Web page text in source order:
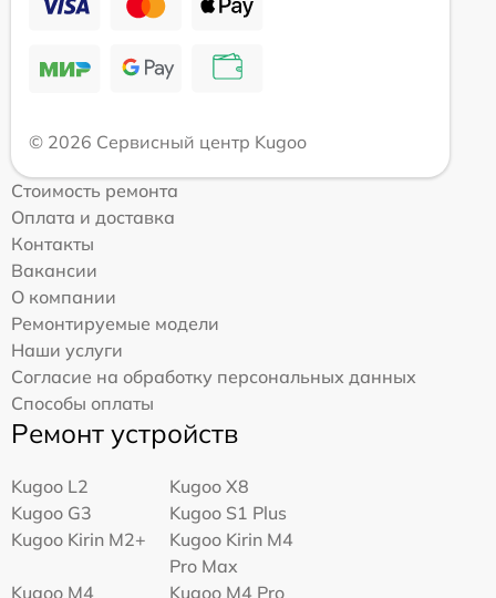
© 2026 Сервисный центр Kugoo
Стоимость ремонта
Оплата и доставка
Контакты
Вакансии
О компании
Ремонтируемые модели
Наши услуги
Согласие на обработку персональных данных
Способы оплаты
Ремонт устройств
Kugoo L2
Kugoo X8
Kugoo G3
Kugoo S1 Plus
Kugoo Kirin M2+
Kugoo Kirin M4
Pro Max
Kugoo M4
Kugoo M4 Pro